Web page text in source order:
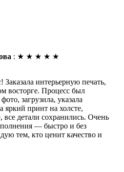
: ★ ★ ★ ★ ★
интерьерную печать,
восторге. Процесс был
загрузила, указала
яркий принт на холсте,
все детали сохранились. Очень
— быстро и без
тем, кто ценит качество и